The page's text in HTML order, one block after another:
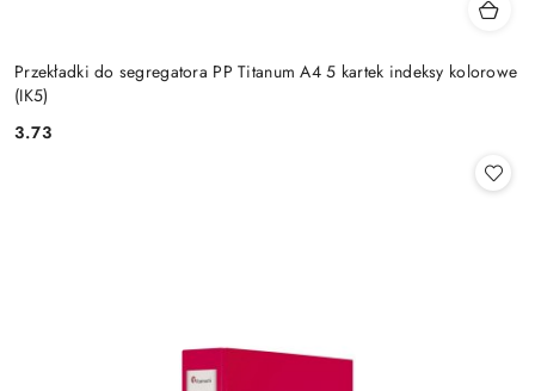
Przekładki do segregatora PP Titanum A4 5 kartek indeksy kolorowe
(IK5)
Cena:
3.73